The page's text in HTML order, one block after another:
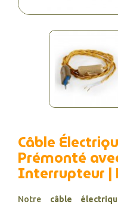
Câble
Prémonté
Interrupteur |
Notre câble